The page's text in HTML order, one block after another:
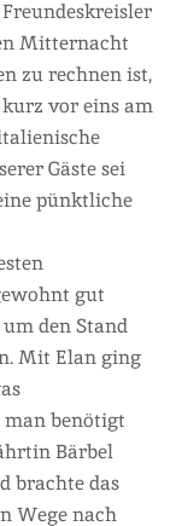
Mitternacht
zu rechnen ist,
vor eins am
Gäste sei
pünktliche
gut
den Stand
Mit Elan ging
man benötigt
Bärbel
brachte das
Wege nach